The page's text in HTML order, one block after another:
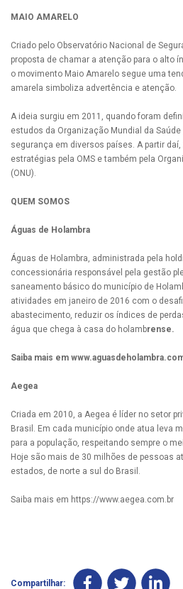
MAIO AMARELO
Criado pelo Observatório Nacional de
proposta de chamar a atenção para o alto
o movimento Maio Amarelo segue uma
amarela simboliza advertência e atenção.
A ideia surgiu em 2011, quando foram
estudos da Organização Mundial da
segurança em diversos países. A partir
estratégias pela OMS e também pela
(ONU).
QUEM SOMOS
Águas de Holambra
Águas de Holambra, administrada pela
concessionária responsável pela gestão
saneamento básico do município de
atividades em janeiro de 2016 com o
abastecimento, reduzir os índices de
água que chega à casa do holambrense.
Saiba mais em
Aegea
Criada em 2010, a Aegea é líder no setor
Brasil. Em cada município onde atua leva
para a população, respeitando sempre o
Hoje são mais de 30 milhões de pessoas
estados, de norte a sul do Brasil.
Saiba mais em https://www.aegea.com.br
Compartilhar: